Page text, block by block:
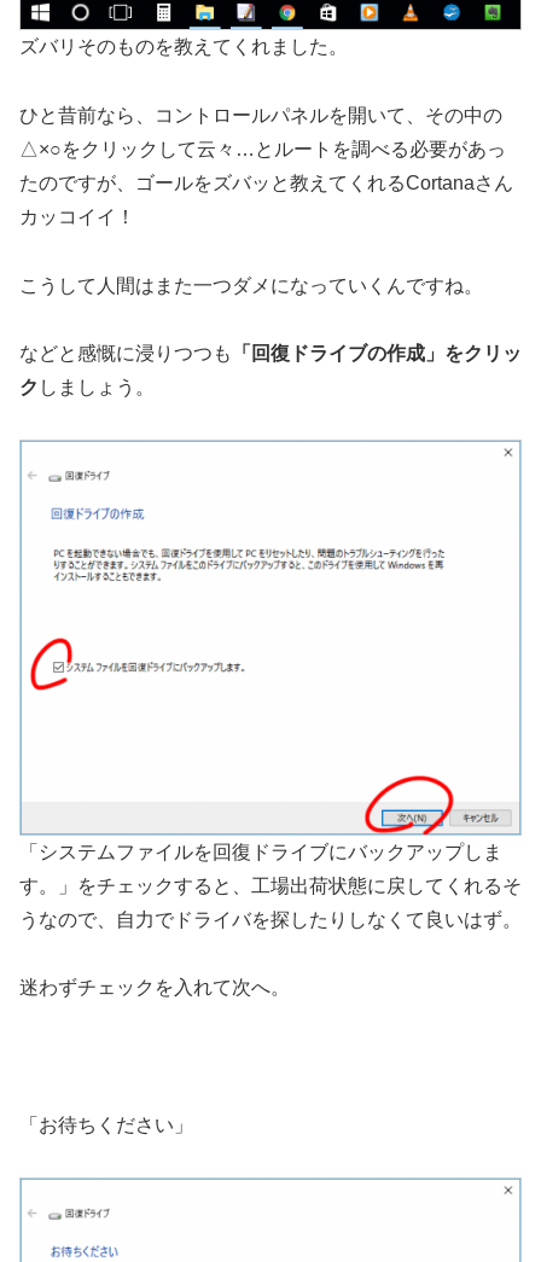
ズバリそのものを教えてくれました。
ひと昔前なら、コントロールパネルを開いて、その中の
△×○をクリックして云々…とルートを調べる必要があっ
たのですが、ゴールをズバッと教えてくれるCortanaさん
カッコイイ！
こうして人間はまた一つダメになっていくんですね。
などと感慨に浸りつつも
「回復ドライブの作成」をクリッ
ク しましょう。
「システムファイルを回復ドライブにバックアップしま
す。」をチェックすると、工場出荷状態に戻してくれるそ
うなので、自力でドライバを探したりしなくて良いはず。
迷わずチェックを入れて次へ。
「お待ちください」